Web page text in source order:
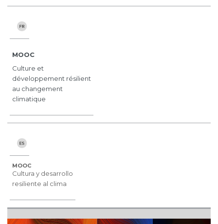
MOOC
Culture et
développement résilient
au changement
climatique
MOOC
Cultura y desarrollo
resiliente al clima